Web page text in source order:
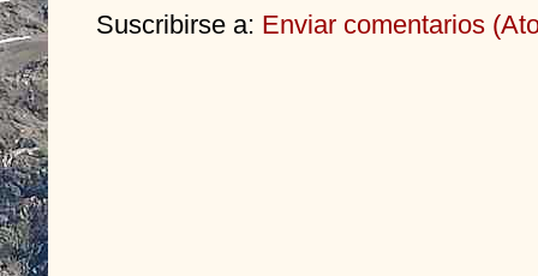
Suscribirse a: Enviar comentarios